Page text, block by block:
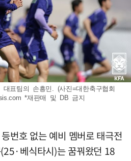
표팀의 손흥민. (사진=대한축구협회
*재판매 및 DB 금지
번호 없는 예비 멤버로 태극전
베식타시)는 꿈꿔왔던 18